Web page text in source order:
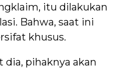
itu dilakukan
Bahwa, saat ini
khusus.
dia, pihaknya akan